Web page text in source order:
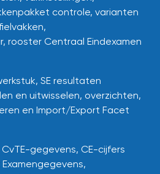
controle, varianten
rooster Centraal Eindexamen
SE resultaten
en uitwisselen, overzichten,
en Import/Export Facet
gegevens, CE-cijfers